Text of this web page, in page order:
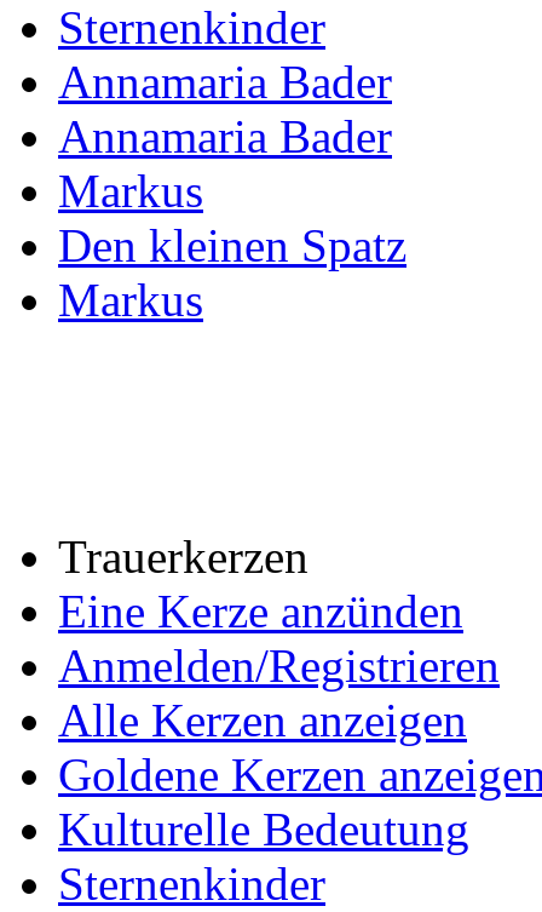
Sternenkinder
Annamaria Bader
Annamaria Bader
Markus
Den kleinen Spatz
Markus
Trauerkerzen
Eine Kerze anzünden
Anmelden/Registrieren
Alle Kerzen anzeigen
Goldene Kerzen
Kulturelle Bedeutung
Sternenkinder